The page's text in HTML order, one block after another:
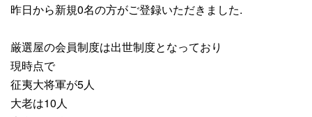
昨日から新規0名の方がご登録いただきました.
厳選屋の会員制度は出世制度となっており
現時点で
征夷大将軍が5人
大老は10人